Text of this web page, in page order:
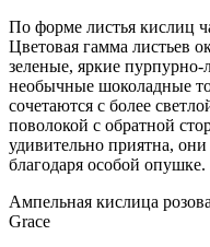
По форме листья кислиц
Цветовая гамма листьев
зеленые, яркие
необычные шоколадные
сочетаются с более
поволокой с обратной
удивительно приятна,
благодаря особой опушке.
Ампельная кислица
Grace